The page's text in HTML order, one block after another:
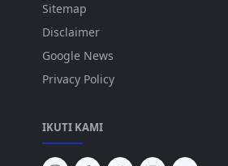
Sitemap
Disclaimer
Google News
Privacy Policy
IKUTI KAMI